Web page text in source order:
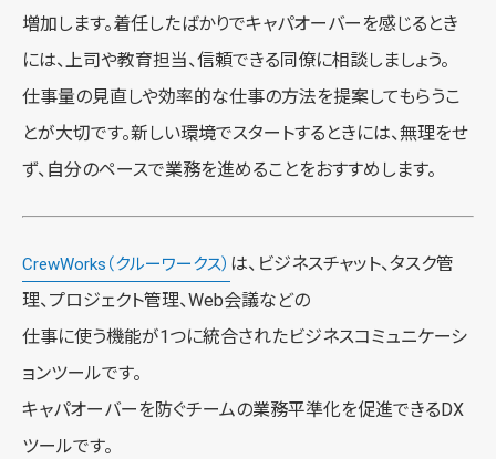
増加します。着任したばかりでキャパオーバーを感じるとき
には、上司や教育担当、信頼できる同僚に相談しましょう。
仕事量の見直しや効率的な仕事の方法を提案してもらうこ
とが大切です。新しい環境でスタートするときには、無理をせ
ず、自分のペースで業務を進めることをおすすめします。
CrewWorks（クルーワークス） は、ビジネスチャット、タスク管
理、プロジェクト管理、Web会議などの
仕事に使う機能が1つに統合されたビジネスコミュニケーシ
ョンツールです。
キャパオーバーを防ぐチームの業務平準化を促進できるDX
ツールです。